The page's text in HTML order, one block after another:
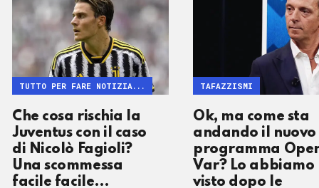
Che cosa rischia la
Juventus con il caso
di Nicolò Fagioli?
Una scommessa
facile facile…
TUTTO PER FARE NOTIZIA...
Ok, ma come sta
andando il nuovo
programma
Var? Lo abbiamo
visto dopo le
TAFAZZISMI